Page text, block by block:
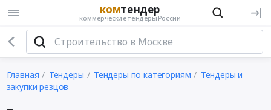
комтендер
коммерческие тендеры России
Главная Тендеры Тендеры по категориям
Тендеры и
закупки резцов